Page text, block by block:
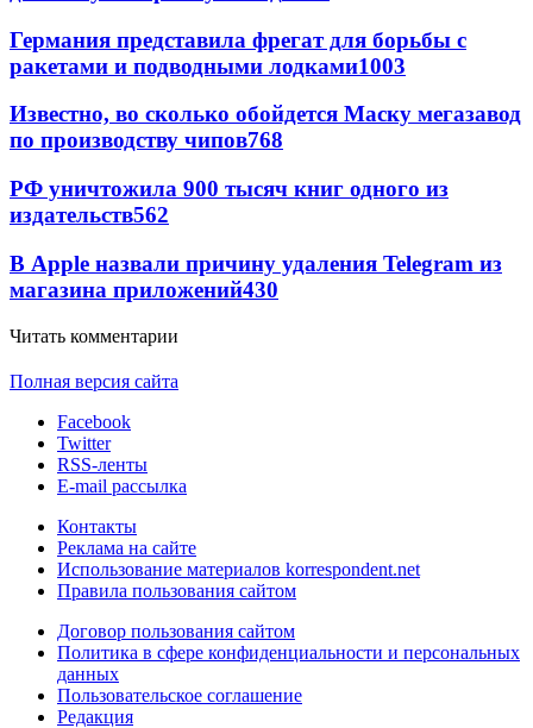
Германия представила фрегат для борьбы с
ракетами и подводными лодками1003
Известно, во сколько обойдется Маску мегазавод
по производству чипов768
РФ уничтожила 900 тысяч книг одного из
издательств562
В Apple назвали причину удаления Telegram из
магазина приложений430
Читать комментарии
Полная версия сайта
Facebook
Twitter
RSS-ленты
E-mail рассылка
Контакты
Реклама на сайте
Использование материалов korrespondent.net
Правила пользования сайтом
Договор пользования сайтом
Политика в сфере конфиденциальности и персональных
данных
Пользовательское соглашение
Редакция